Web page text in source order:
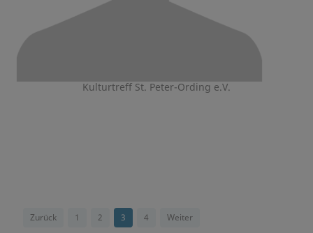
Kulturtreff St. Peter-Ording e.V.
Zurück 1 2 3 4 Weiter